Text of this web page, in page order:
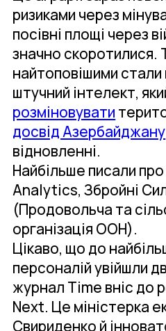
ризиками через
посівні площі через
значно скоротилися.
найтоповішими стали
штучний інтелект,
розміновувати
досвід Азербайджану
відновленні.
Найбільше писали
Analytics, Збройні
(Продовольча та
організація ООН).
Цікаво, що до
персоналій увійшли
журнал Time вніс до
Next. Це міністерка
Свириденко й